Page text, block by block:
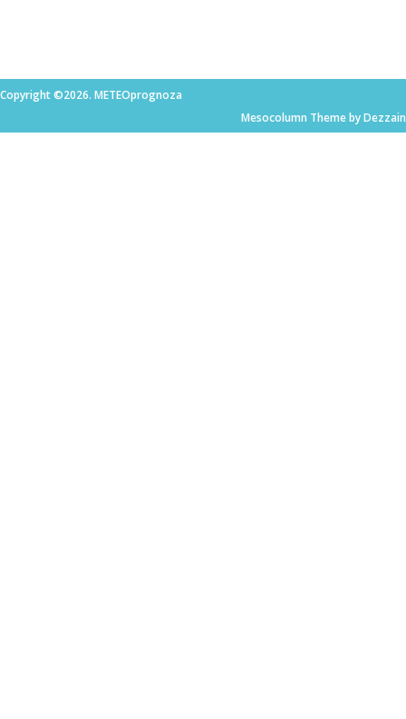
Copyright ©2026. METEOprognoza
Mesocolumn Theme by Dezzain